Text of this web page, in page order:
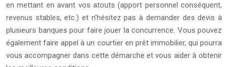
en mettant en avant vos atouts (apport personnel conséquent,
revenus stables, etc.) et n’hésitez pas à demander des devis à
plusieurs banques pour faire jouer la concurrence. Vous pouvez
également faire appel à un courtier en prêt immobilier, qui pourra
vous accompagner dans cette démarche et vous aider à obtenir